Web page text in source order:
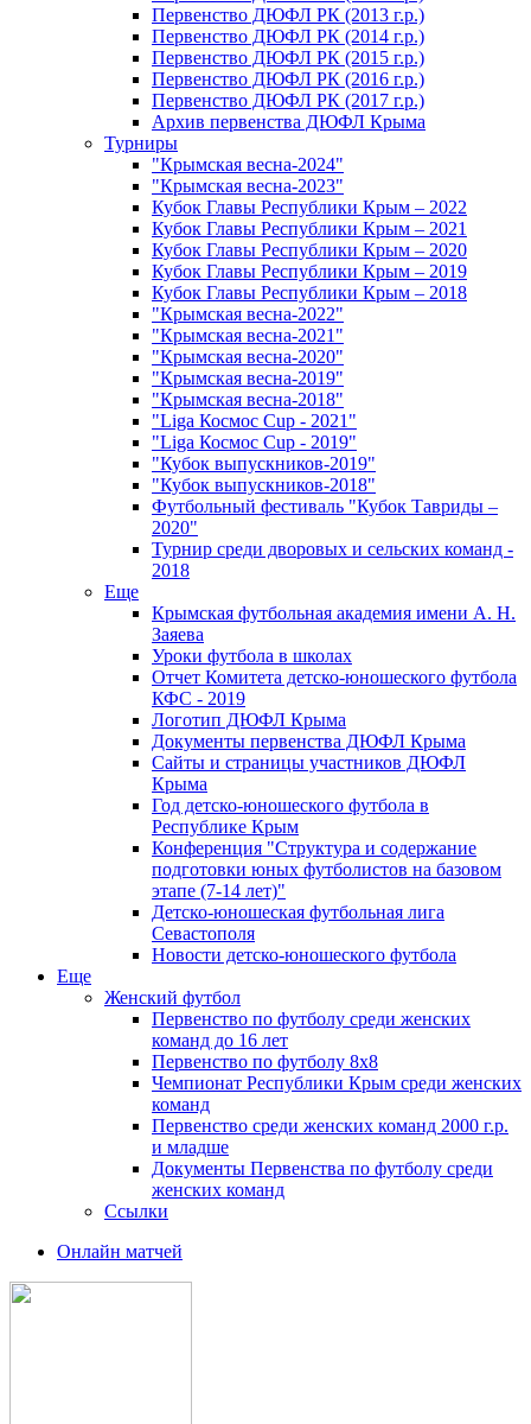
Первенство ДЮФЛ РК (2013 г.р.)
Первенство ДЮФЛ РК (2014 г.р.)
Первенство ДЮФЛ РК (2015 г.р.)
Первенство ДЮФЛ РК (2016 г.р.)
Первенство ДЮФЛ РК (2017 г.р.)
Архив первенства ДЮФЛ Крыма
Турниры
"Крымская весна-2024"
"Крымская весна-2023"
Кубок Главы Республики Крым – 2022
Кубок Главы Республики Крым – 2021
Кубок Главы Республики Крым – 2020
Кубок Главы Республики Крым – 2019
Кубок Главы Республики Крым – 2018
"Крымская весна-2022"
"Крымская весна-2021"
"Крымская весна-2020"
"Крымская весна-2019"
"Крымская весна-2018"
"Liga Космос Cup - 2021"
"Liga Космос Cup - 2019"
"Кубок выпускников-2019"
"Кубок выпускников-2018"
Футбольный фестиваль "Кубок Тавриды –
2020"
Турнир среди дворовых и сельских команд -
2018
Еще
Крымская футбольная академия имени А. Н.
Заяева
Уроки футбола в школах
Отчет Комитета детско-юношеского футбола
КФС - 2019
Логотип ДЮФЛ Крыма
Документы первенства ДЮФЛ Крыма
Сайты и страницы участников ДЮФЛ
Крыма
Год детско-юношеского футбола в
Республике Крым
Конференция "Структура и содержание
подготовки юных футболистов на базовом
этапе (7-14 лет)"
Детско-юношеская футбольная лига
Севастополя
Новости детско-юношеского футбола
Еще
Женский футбол
Первенство по футболу среди женских
команд до 16 лет
Первенство по футболу 8х8
Чемпионат Республики Крым среди женских
команд
Первенство среди женских команд 2000 г.р.
и младше
Документы Первенства по футболу среди
женских команд
Ссылки
Онлайн матчей